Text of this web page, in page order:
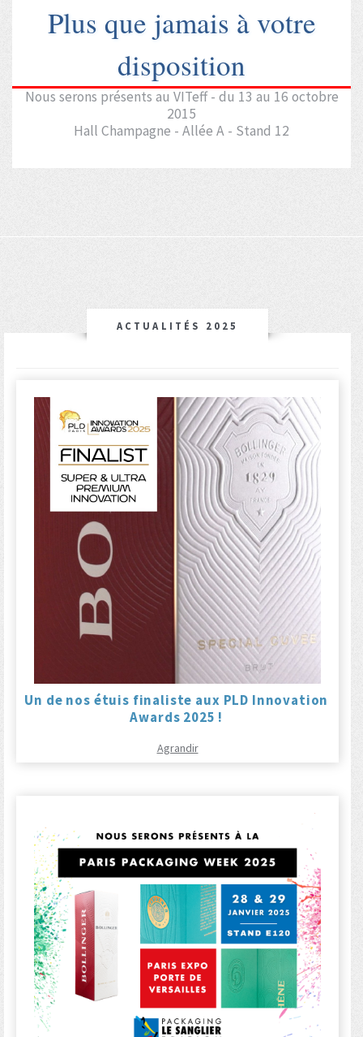
Plus que jamais à votre
disposition
Nous serons présents au VITeff - du 13 au 16 octobre
2015
Hall Champagne - Allée A - Stand 12
ACTUALITÉS 2025
Un de nos étuis finaliste aux PLD Innovation
Awards 2025 !
Agrandir